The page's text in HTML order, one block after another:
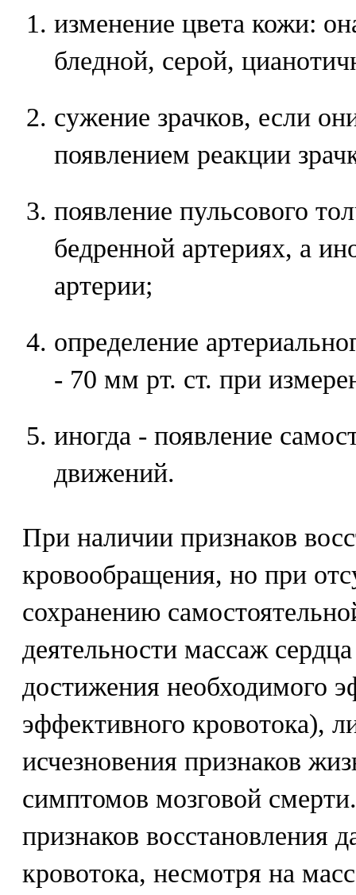
изменение цвета кожи:
бледной, серой,
сужение зрачков, если
появлением реакции
появление пульсового
бедренной артериях, а
артерии;
определение
- 70 мм рт. ст. при
иногда - появление
движений.
При наличии признаков
кровообращения, но при
сохранению
деятельности массаж
достижения необходимого
эффективного кровотока),
исчезновения признаков
симптомов мозговой
признаков восстановления
кровотока, несмотря на